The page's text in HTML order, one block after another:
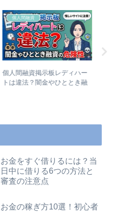
個人間融資
本当に貸してくれる個人間融
資掲示板は？【結論：100%闇
お金をすぐ借りるには？当
日中に借りる6つの方法と
審査の注意点
お金の稼ぎ方10選！初心者